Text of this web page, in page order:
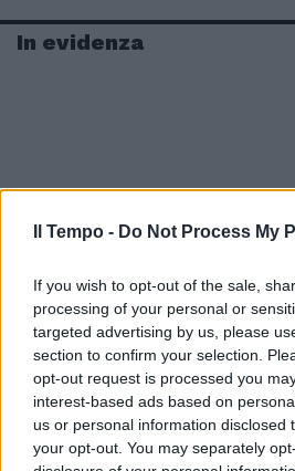
Il Tempo - Do Not Process My
If you wish to opt-out of the sale,
processing of your personal or
targeted advertising by us, please
section to confirm your selection.
opt-out request is processed you
interest-based ads based on
us or personal information disclosed
your opt-out. You may separately
In evidenza